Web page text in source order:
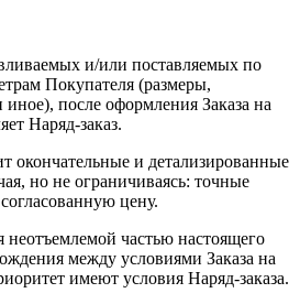
и/или поставляемых по
Покупателя (размеры,
иное), после оформления Заказа на
Наряд-заказ.
окончательные и детализированные
но не ограничиваясь: точные
цену.
неотъемлемой частью настоящего
между условиями Заказа на
имеют условия Наряд-заказа.